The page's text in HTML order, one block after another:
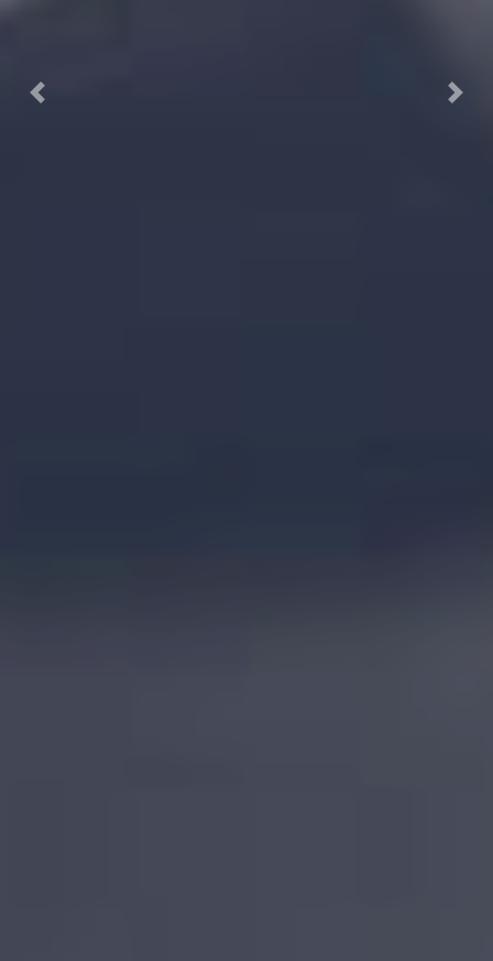
Previous Next